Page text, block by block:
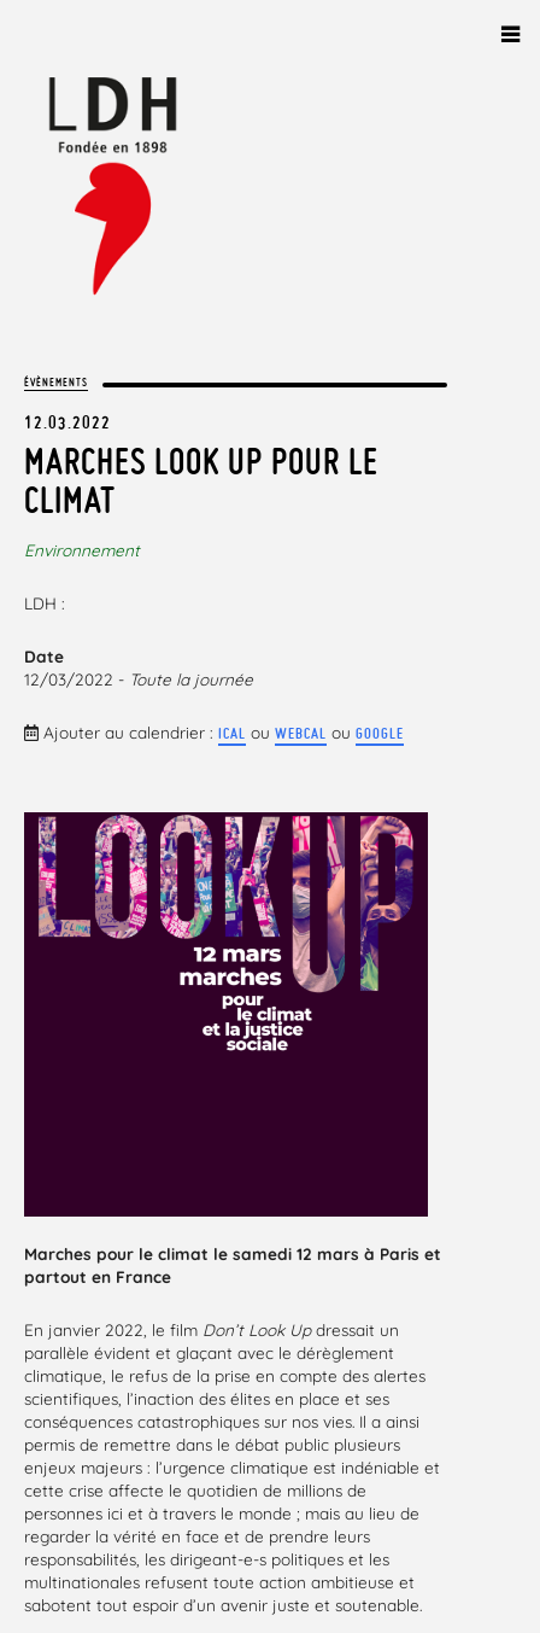
ÉVÈNEMENTS
12.03.2022
MARCHES LOOK UP POUR LE
CLIMAT
Environnement
LDH :
Date
12/03/2022 - Toute la journée
Ajouter au calendrier : ICAL ou WEBCAL ou GOOGLE
Marches pour le climat le samedi 12 mars à Paris et
partout en France
En janvier 2022, le film Don’t Look Updressait un
parallèle évident et glaçant avec le dérèglement
climatique, le refus de la prise en compte des alertes
scientifiques, l’inaction des élites en place et ses
conséquences catastrophiques sur nos vies. Il a ainsi
permis de remettre dans le débat public plusieurs
enjeux majeurs : l’urgence climatique est indéniable et
cette crise affecte le quotidien de millions de
personnes ici et à travers le monde ; mais au lieu de
regarder la vérité en face et de prendre leurs
responsabilités, les dirigeant-e-s politiques et les
multinationales refusent toute action ambitieuse et
sabotent tout espoir d’un avenir juste et soutenable.